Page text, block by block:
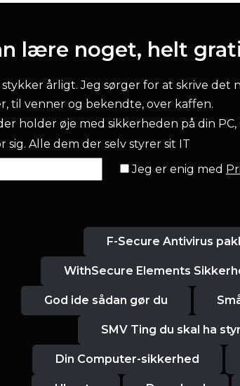
lære noget, helt
årligt. Jeg sørger for at skrive det
til venner og bekendte, over kaffen.
holder øje med sikkerheden på din
sig. Alle dem der selv styrer sit IT
Jeg er enig med
F-Secure Antivirus
WithSecure Elements
God ide sådan gør du
SMV Ting du skal ha
Din Computer-sikkerhed